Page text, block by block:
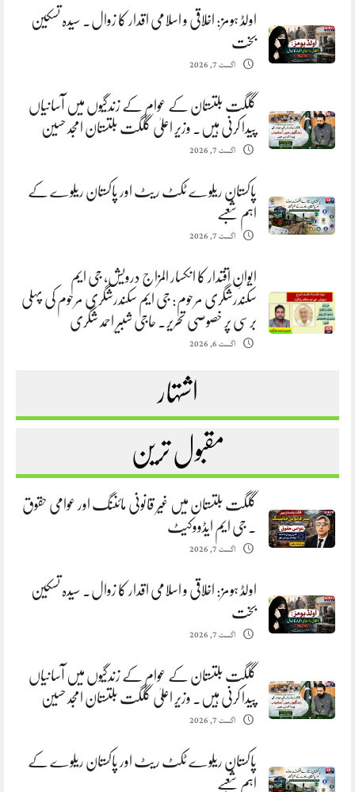
اولڈ ہومز: اخلاقی و اسلامی اقدار کا زوال. سیدہ تسکین
بخت
اگست 7, 2026
گلگت بلتستان کے عوام کے زندگیوں میں آسانیاں
پیدا کرنی ہیں. وزیر اعلیٰ گلگت بلتستان امجد حسین
اگست 7, 2026
پاکستان ریلوے ٹکٹ ریٹ اور پاکستان ریلوے کے
اہم شعبے
اگست 7, 2026
ایوانِ اقتدار کا انکسار المزاج درویش، جی ایم
سکندرشگری مرحوم: جی ایم سکندرشگری مرحوم کی پہلی
برسی پر خصوصی تحریر. حاجی شبیر احمد شگری
اگست 6, 2026
اشتہار
مقبول ترین
گلگت بلتستان میں غیر قانونی مائننگ اور عوامی حقوق
. جی ایم ایڈووکیٹ
اگست 7, 2026
اولڈ ہومز: اخلاقی و اسلامی اقدار کا زوال. سیدہ تسکین
بخت
اگست 7, 2026
گلگت بلتستان کے عوام کے زندگیوں میں آسانیاں
پیدا کرنی ہیں. وزیر اعلیٰ گلگت بلتستان امجد حسین
اگست 7, 2026
پاکستان ریلوے ٹکٹ ریٹ اور پاکستان ریلوے کے
اہم شعبے